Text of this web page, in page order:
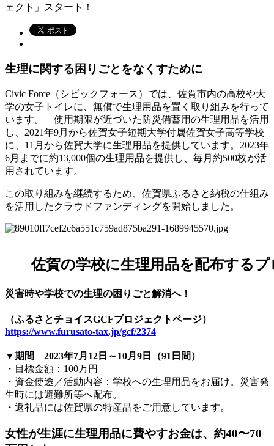
ェクト」スタート！
生理に関する困りごとをなくすために
Civic Force（シビックフォース）では、佐賀市内の高校や大
学の女子トイレに、無償で生理用品を置く取り組みを行って
います。 使用期限が近づいた防災備蓄用の生理用品を活用
し、2021年9月から佐賀女子短期大学付属佐賀女子高等学校
に、11月から佐賀大学に生理用品を提供しています。2023年
6月までに約13,000個の生理用品を提供し、毎月約500枚が活
用されています。
この取り組みを継続するため、佐賀県ふるさと納税の仕組み
を活用したクラウドファンディングを開始しました。
佐賀の学校に生理用品を配布する
災害時や学校での生理の困りごと解消へ！
（ふるさとチョイスGCFプロジェクトページ）
https://www.furusato-tax.jp/gcf/2374
▼期間 2023年7月12日～10月9日（91日間）
・目標金額：100万円
・資金使途／活動内容：学校への生理用品をお届け。災害発
生時には避難所等へ配布。
・返礼品には佐賀県の特産品をご用意しています。
女性が生涯に生理用品に費やすお金は、約40〜70